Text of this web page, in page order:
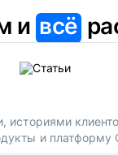
ивсё
историями
и платформу